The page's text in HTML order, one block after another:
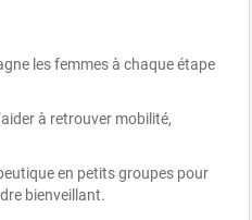
les femmes à chaque étape
à retrouver mobilité,
en petits groupes pour
bienveillant.